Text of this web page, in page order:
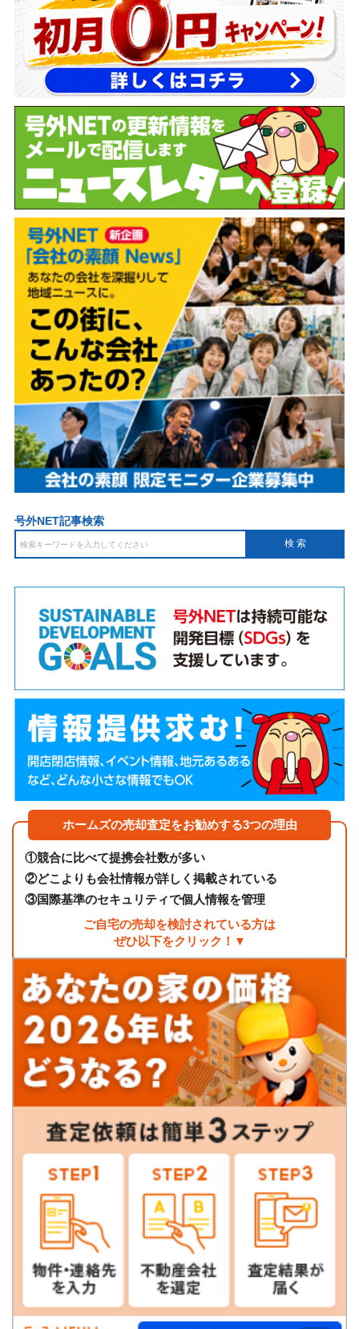
号外NET記事検索
ホームズの売却査定をお勧めする3つの理由
①競合に比べて提携会社数が多い
②どこよりも会社情報が詳しく掲載されている
③国際基準のセキュリティで個人情報を管理
ご自宅の売却を検討されている方は
ぜひ以下をクリック！▼